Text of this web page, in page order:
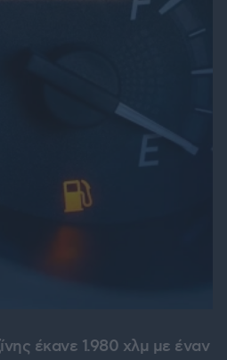
έκανε 1.980 χλμ με έναν